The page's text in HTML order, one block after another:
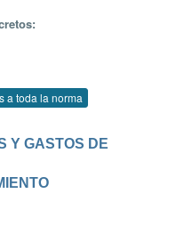
a toda la norma
Y GASTOS DE